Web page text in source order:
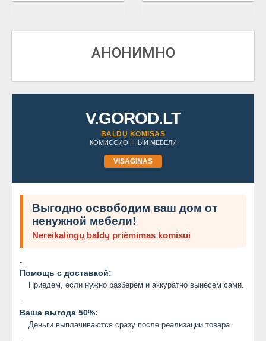
АНОНИМНО
V.GOROD.LT
BALDŲ KOMISAS
КОМИССИОННЫЙ МЕБЕЛИ
VISAGINAS
Выгодно освободим ваш дом от
ненужной мебели!
Nereikalingų baldų priėmimas komisui
-
Помощь с доставкой:
Приедем, если нужно разберем и аккуратно вынесем сами.
-
Ваша выгода 50%:
Деньги выплачиваются сразу после реализации товара.